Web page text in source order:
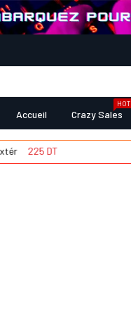
Accueil Crazy Sales
HOT
225 DT